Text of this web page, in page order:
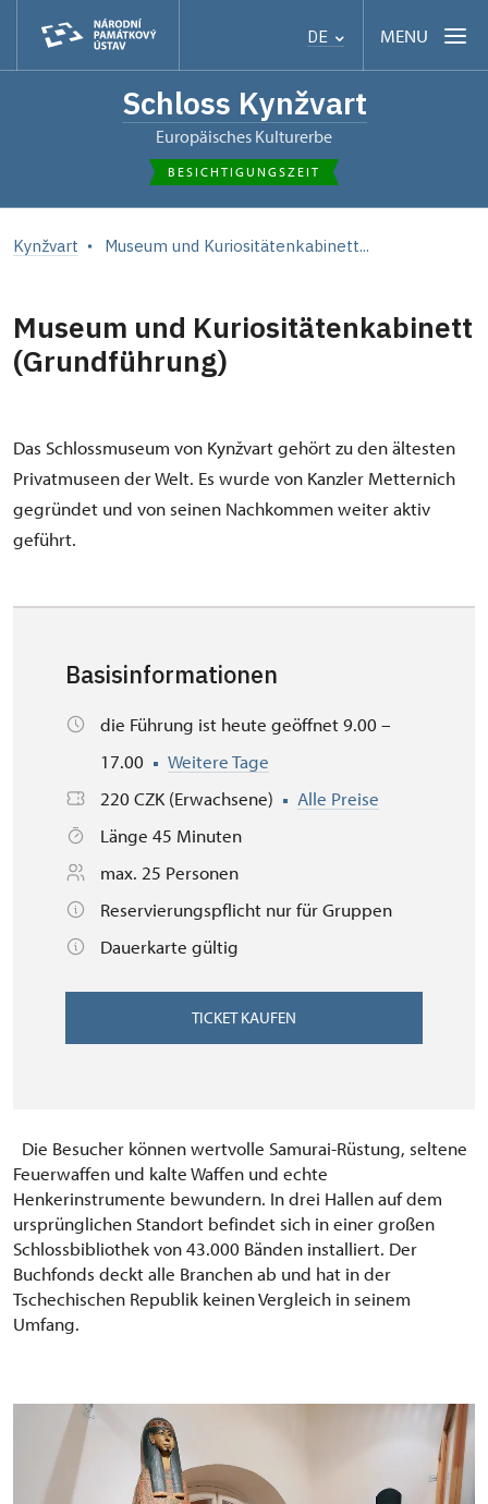
DE MENU
Schloss Kynžvart
Europäisches Kulturerbe
BESICHTIGUNGSZEIT
Kynžvart Museum und Kuriositätenkabinett...
Museum und Kuriositätenkabinett
(Grundführung)
Das Schlossmuseum von Kynžvart gehört zu den ältesten
Privatmuseen der Welt. Es wurde von Kanzler Metternich
gegründet und von seinen Nachkommen weiter aktiv
geführt.
Basisinformationen
die Führung ist heute geöffnet 9.00 –
17.00
Weitere Tage
220 CZK (Erwachsene)
Alle Preise
Länge 45 Minuten
max. 25 Personen
Reservierungspflicht nur für Gruppen
Dauerkarte gültig
TICKET KAUFEN
Die Besucher können wertvolle Samurai-Rüstung, seltene
Feuerwaffen und kalte Waffen und echte
Henkerinstrumente bewundern. In drei Hallen auf dem
ursprünglichen Standort befindet sich in einer großen
Schlossbibliothek von 43.000 Bänden installiert. Der
Buchfonds deckt alle Branchen ab und hat in der
Tschechischen Republik keinen Vergleich in seinem
Umfang.